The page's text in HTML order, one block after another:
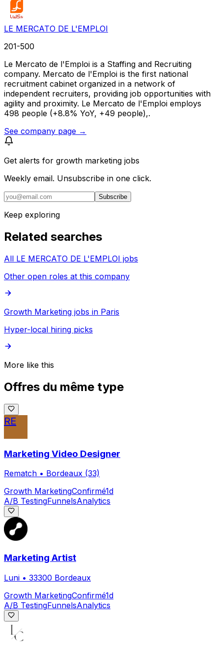
LE MERCATO DE L'EMPLOI
201-500
Le Mercato de l'Emploi is a Staffing and Recruiting
company. Mercato de l'Emploi is the first national
recruitment cabinet organized in a network of
independent recruiters, providing job opportunities with
agility and proximity. Le Mercato de l'Emploi employs
498 people (+8.8% YoY, +49 people),.
See company page →
Get alerts for growth marketing jobs
Weekly email. Unsubscribe in one click.
Subscribe
Keep exploring
Related searches
All LE MERCATO DE L'EMPLOI jobs
Other open roles at this company
Growth Marketing jobs in Paris
Hyper-local hiring picks
More like this
Offres du même type
RE
Marketing Video Designer
Rematch • Bordeaux (33)
Growth MarketingConfirmé1d
A/B TestingFunnelsAnalytics
Marketing Artist
Luni • 33300 Bordeaux
Growth MarketingConfirmé1d
A/B TestingFunnelsAnalytics